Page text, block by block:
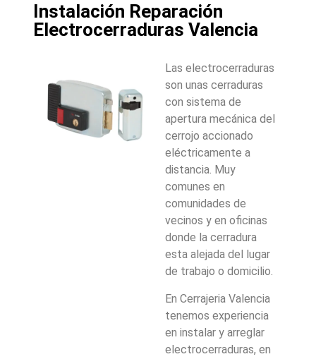
Instalación Reparación
Electrocerraduras Valencia
Las electrocerraduras
son unas cerraduras
con sistema de
apertura mecánica del
cerrojo accionado
eléctricamente a
distancia. Muy
comunes en
comunidades de
vecinos y en oficinas
donde la cerradura
esta alejada del lugar
de trabajo o domicilio.
En Cerrajeria Valencia
tenemos experiencia
en instalar y arreglar
electrocerraduras, en